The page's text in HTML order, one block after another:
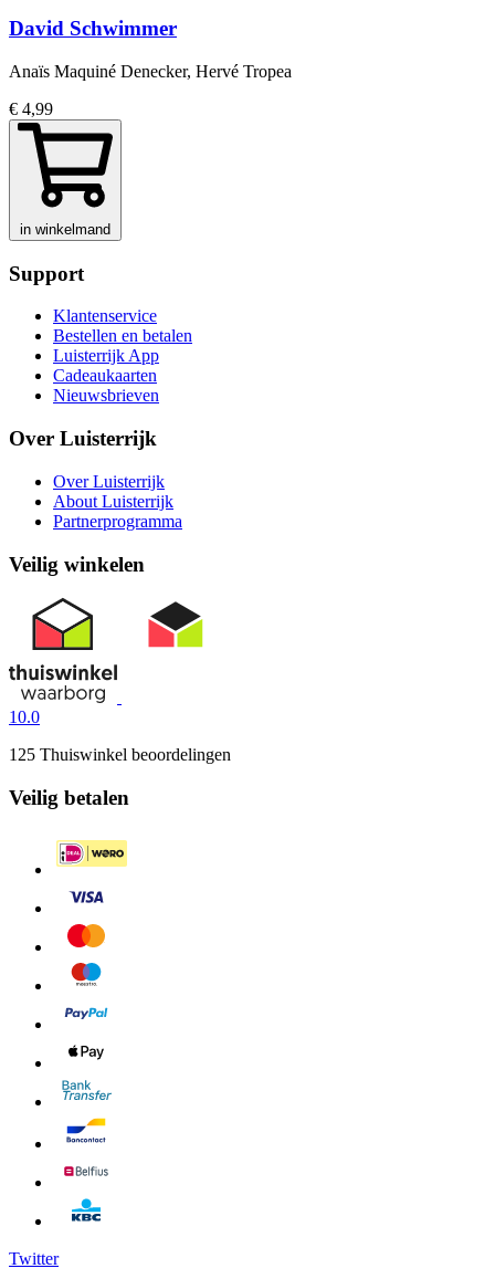
David Schwimmer
Anaïs Maquiné Denecker, Hervé Tropea
€ 4,99
in winkelmand
Support
Klantenservice
Bestellen en betalen
Luisterrijk App
Cadeaukaarten
Nieuwsbrieven
Over Luisterrijk
Over Luisterrijk
About Luisterrijk
Partnerprogramma
Veilig winkelen
10.0
125 Thuiswinkel beoordelingen
Veilig betalen
Twitter